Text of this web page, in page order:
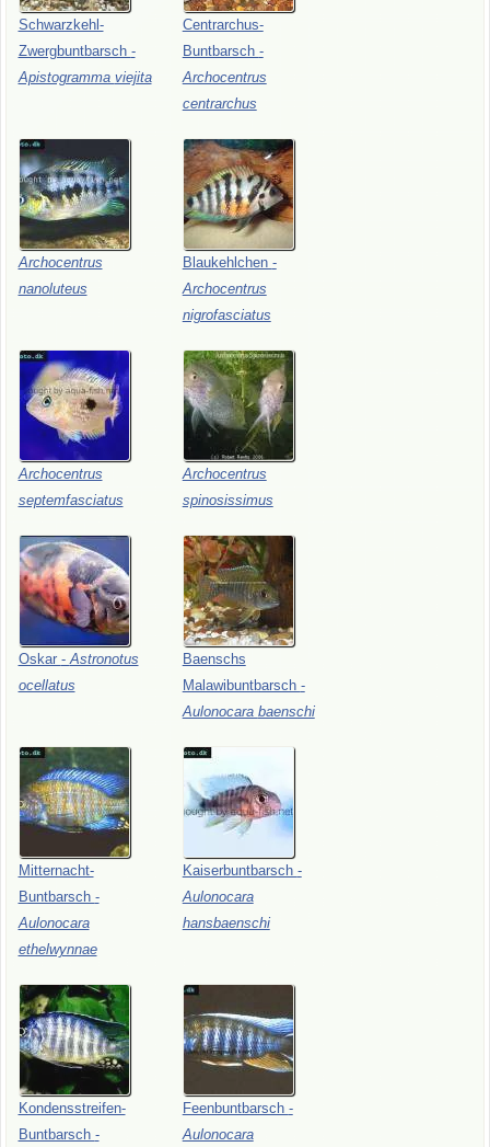
Schwarzkehl-
Zwergbuntbarsch -
Apistogramma viejita
Centrarchus-
Buntbarsch -
Archocentrus
centrarchus
Archocentrus
nanoluteus
Blaukehlchen -
Archocentrus
nigrofasciatus
Archocentrus
septemfasciatus
Archocentrus
spinosissimus
Oskar - Astronotus
ocellatus
Baenschs
Malawibuntbarsch -
Aulonocara baenschi
Mitternacht-
Buntbarsch -
Aulonocara
ethelwynnae
Kaiserbuntbarsch -
Aulonocara
hansbaenschi
Kondensstreifen-
Buntbarsch -
Feenbuntbarsch -
Aulonocara